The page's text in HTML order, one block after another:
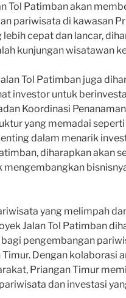
Tol Patimban akan
pariwisata di kawasan
lebih cepat dan lancar,
kunjungan wisatawan
Tol Patimban juga
investor untuk
Koordinasi
yang memadai
dalam menarik
diharapkan akan
yang melimpah
Jalan Tol Patimban
pengembangan
Dengan kolaborasi
Priangan Timur
dan investasi